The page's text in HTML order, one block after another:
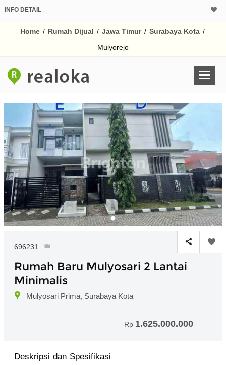
INFO DETAIL
Home / Rumah Dijual / Jawa Timur / Surabaya Kota /
Mulyorejo
696231
Rumah Baru Mulyosari 2 Lantai
Minimalis
Mulyosari Prima, Surabaya Kota
Rp 1.625.000.000
Deskripsi dan Spesifikasi
Harga Rp
% /th
Untuk hasil simulasi
pada kotak-
Simpan